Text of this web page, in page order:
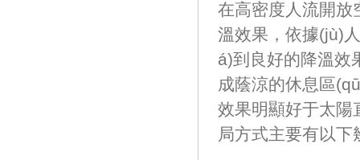
在高密度人流開放
溫效果，依據
á)到良好的降溫效
成蔭涼的休息區
效果明顯好于太陽
局方式主要有以下